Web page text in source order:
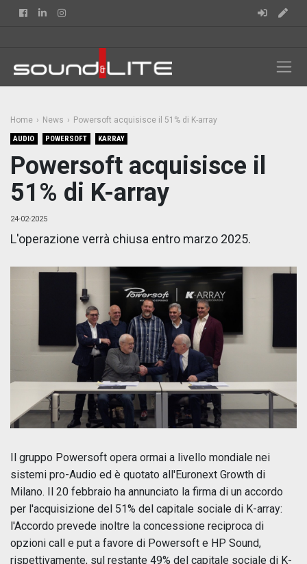
FacebookLinkedin
Home News Powersoft acquisisce il 51% di K-array
AUDIO POWERSOFT KARRAY
Powersoft acquisisce il
51% di K-array
24-02-2025
L'operazione verrà chiusa entro marzo 2025.
Il gruppo Powersoft opera ormai a livello mondiale nei
sistemi pro-Audio ed è quotato all'Euronext Growth di
Milano. Il 20 febbraio ha annunciato la firma di un accordo
per l'acquisizione del 51% del capitale sociale di K-array:
l'Accordo prevede inoltre la concessione reciproca di
opzioni call e put a favore di Powersoft e HP Sound,
rispettivamente, sul restante 49% del capitale sociale di K-